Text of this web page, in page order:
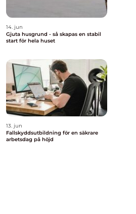
14. jun
Gjuta husgrund - så skapas en stabil
start för hela huset
13. jun
Fallskyddsutbildning för en säkrare
arbetsdag på höjd